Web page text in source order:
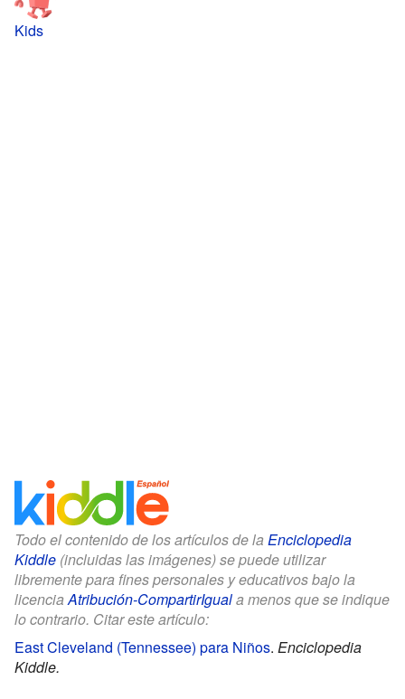
Kids
Todo el contenido de los artículos de la Enciclopedia
Kiddle (incluidas las imágenes) se puede utilizar
libremente para fines personales y educativos bajo la
licenciaAtribución-CompartirIguala menos que se indique
lo contrario. Citar este artículo:
East Cleveland (Tennessee) para Niños. Enciclopedia
Kiddle.